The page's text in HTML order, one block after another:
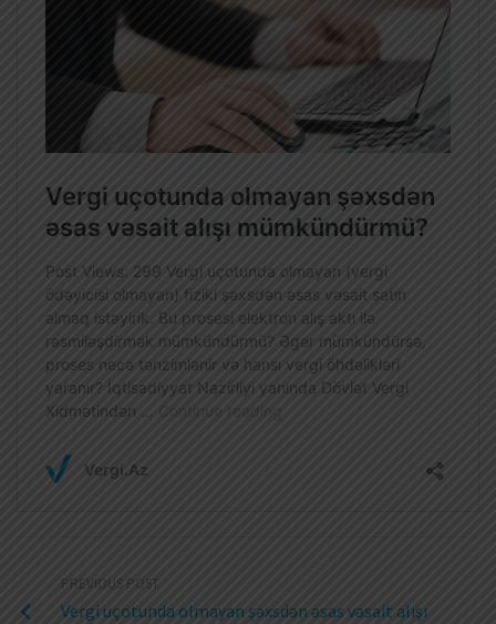
PREVIOUS POST
Vergi uçotunda olmayan şəxsdən əsas vəsait alışı